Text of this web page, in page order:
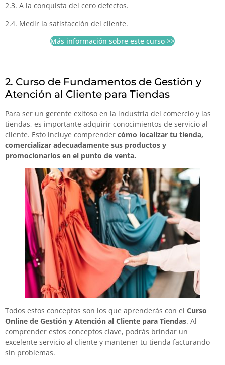
2.3. A la conquista del cero defectos.
2.4. Medir la satisfacción del cliente.
Más información sobre este curso >>
2. Curso de Fundamentos de Gestión y
Atención al Cliente para Tiendas
Para ser un gerente exitoso en la industria del comercio y las
tiendas, es importante adquirir conocimientos de servicio al
cliente. Esto incluye comprender cómo localizar tu tienda,
comercializar adecuadamente sus productos y
promocionarlos en el punto de venta.
Todos estos conceptos son los que aprenderás con el Curso
Online de Gestión y Atención al Cliente para Tiendas. Al
comprender estos conceptos clave, podrás brindar un
excelente servicio al cliente y mantener tu tienda facturando
sin problemas.